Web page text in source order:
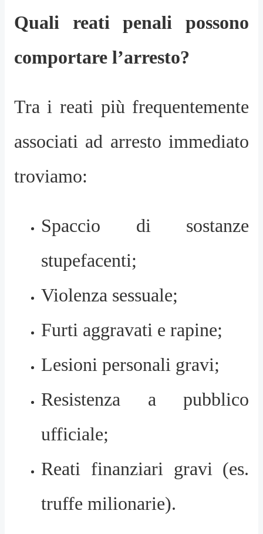
Quali reati penali possono
comportare l’arresto?
Tra i reati più frequentemente
associati ad arresto immediato
troviamo:
Spaccio di sostanze
stupefacenti;
Violenza sessuale;
Furti aggravati e rapine;
Lesioni personali gravi;
Resistenza a pubblico
ufficiale;
Reati finanziari gravi (es.
truffe milionarie).